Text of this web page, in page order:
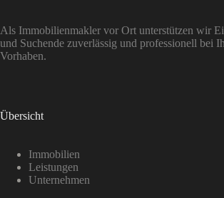
v
e
:
Als Immobilienmakler vor Ort unterstützen wir
und Suchende zuverlässig und professionell bei
Vorhaben.
Übersicht
Immobilien
Leistungen
Unternehmen